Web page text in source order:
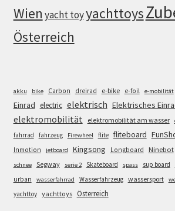
Wien yacht toyyachttoys
Österreich
akku bike Carbon dreirad e-bike e-foil e-mobilität
Einrad electric elektrisch Elektrisches
elektromobilität elektromobilität am wasser
fahrrad
fahrzeug Firewheel flite fliteboard
Inmotion jetboard Kingsong Longboard Ninebot
schnee Segway serie 2 Skateboard spass sup board
urban wasserfahrrad Wasserfahrzeug wassersport
yachttoy yachttoys Österreich